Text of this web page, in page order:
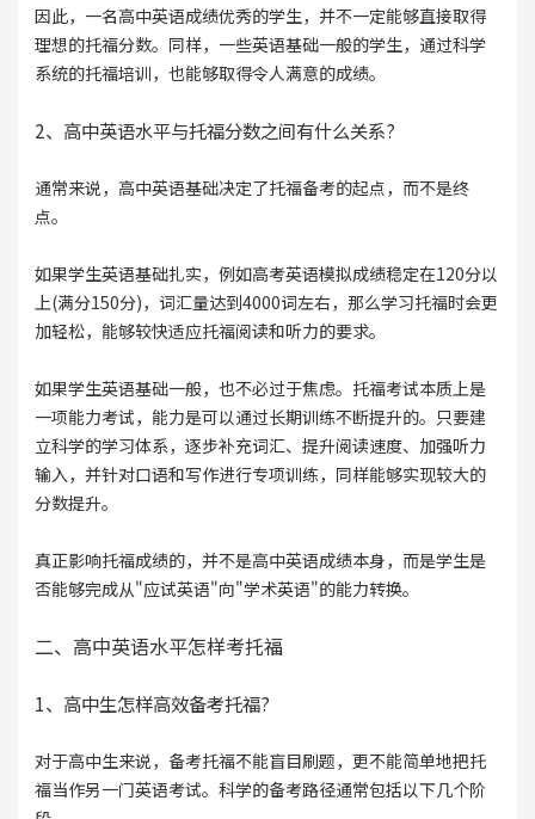
因此，一名高中英语成绩优秀的学生，并不一定能够直接取得
理想的托福分数。同样，一些英语基础一般的学生，通过科学
系统的托福培训，也能够取得令人满意的成绩。
2、高中英语水平与托福分数之间有什么关系?
通常来说，高中英语基础决定了托福备考的起点，而不是终
点。
如果学生英语基础扎实，例如高考英语模拟成绩稳定在120分以
上(满分150分)，词汇量达到4000词左右，那么学习托福时会更
加轻松，能够较快适应托福阅读和听力的要求。
如果学生英语基础一般，也不必过于焦虑。托福考试本质上是
一项能力考试，能力是可以通过长期训练不断提升的。只要建
立科学的学习体系，逐步补充词汇、提升阅读速度、加强听力
输入，并针对口语和写作进行专项训练，同样能够实现较大的
分数提升。
真正影响托福成绩的，并不是高中英语成绩本身，而是学生是
否能够完成从"应试英语"向"学术英语"的能力转换。
二、高中英语水平怎样考托福
1、高中生怎样高效备考托福?
对于高中生来说，备考托福不能盲目刷题，更不能简单地把托
福当作另一门英语考试。科学的备考路径通常包括以下几个阶